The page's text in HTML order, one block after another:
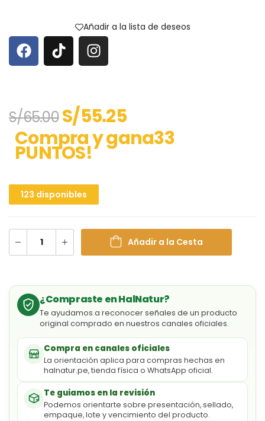
Añadir a la lista de deseos
S/65.00S/55.25
Compra y gana33
PUNTOS!
123 disponibles
Añadir a la Cesta
¿Compraste en HalNatur?
Te ayudamos a reconocer señales de un producto
original comprado en nuestros canales oficiales.
Compra en canales oficiales
La orientación aplica para compras hechas en
halnatur.pe, tienda física o WhatsApp oficial.
Te guiamos en la revisión
Podemos orientarte sobre presentación, sellado,
empaque, lote y vencimiento del producto.